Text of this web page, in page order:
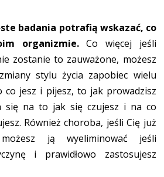
badania potrafią wskazać, co
organizmie.Co więcej jeśli
zostanie to zauważone, możesz
stylu życia zapobiec wielu
co jesz i pijesz, to jak prowadzisz
się na to jak się czujesz i na co
Również choroba, jeśli Cię już
ją wyeliminować jeśli
i prawidłowo zastosujesz